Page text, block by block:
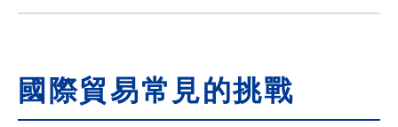
國際貿易常見的挑戰